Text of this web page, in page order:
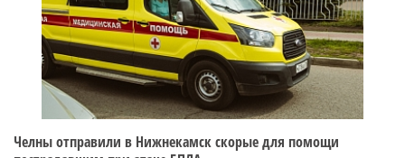
Челны отправили в Нижнекамск скорые для помощи